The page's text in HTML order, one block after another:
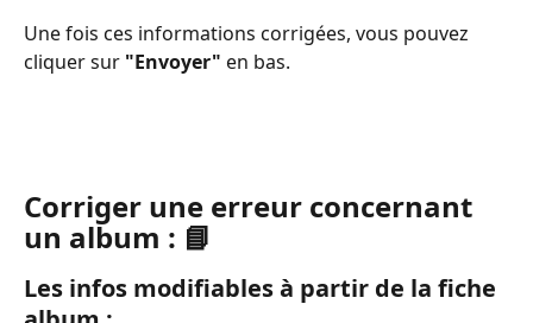
Une fois ces informations corrigées, vous pouvez
cliquer sur "Envoyer" en bas.
Corriger une erreur concernant
un album : 📘
Les infos modifiables à partir de la fiche